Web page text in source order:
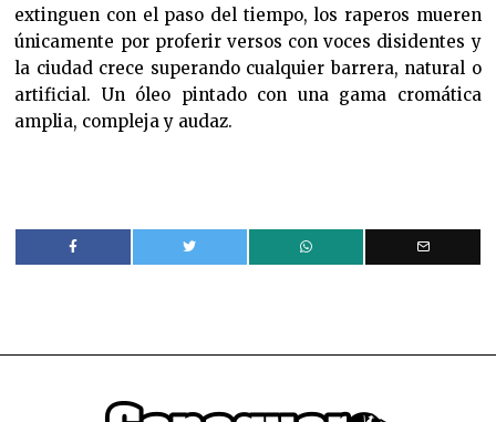
extinguen con el paso del tiempo, los raperos mueren
únicamente por proferir versos con voces disidentes y
la ciudad crece superando cualquier barrera, natural o
artificial. Un óleo pintado con una gama cromática
amplia, compleja y audaz.